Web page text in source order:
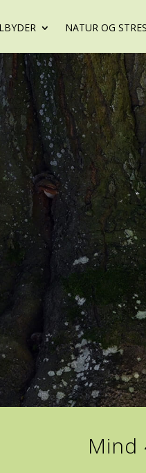
NATUR OG
Mind